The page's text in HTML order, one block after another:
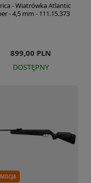
- Wiatrówka Atlantic
- 4,5 mm - 111.15.373
899,00 PLN
DOSTĘPNY